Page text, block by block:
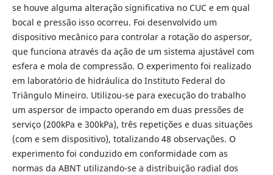
se houve alguma alteração significativa no CUC e em qual
bocal e pressão isso ocorreu. Foi desenvolvido um
dispositivo mecânico para controlar a rotação do aspersor,
que funciona através da ação de um sistema ajustável com
esfera e mola de compressão. O experimento foi realizado
em laboratório de hidráulica do Instituto Federal do
Triângulo Mineiro. Utilizou-se para execução do trabalho
um aspersor de impacto operando em duas pressões de
serviço (200kPa e 300kPa), três repetições e duas situações
(com e sem dispositivo), totalizando 48 observações. O
experimento foi conduzido em conformidade com as
normas da ABNT utilizando-se a distribuição radial dos